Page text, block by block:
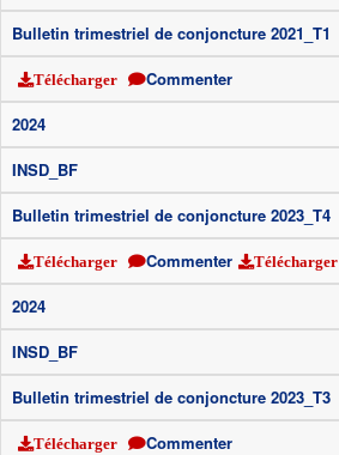
Bulletin trimestriel de conjoncture 2021_T1
Télécharger
Commenter
2024
INSD_BF
Bulletin trimestriel de conjoncture 2023_T4
Télécharger Commenter Télécharger
2024
INSD_BF
Bulletin trimestriel de conjoncture 2023_T3
Télécharger Commenter